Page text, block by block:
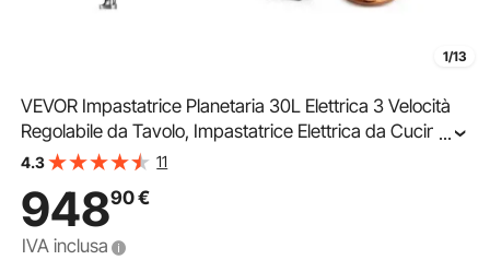
1/13
VEVOR Impastatrice Planetaria 30L Elettrica 3 Velocità
Regolabile da Tavolo, Impastatrice Elettrica da Cucina
per Farina Uova Crema Carne Ciotola 30L Velocità
...
4.3 11
94890€
IVA inclusa